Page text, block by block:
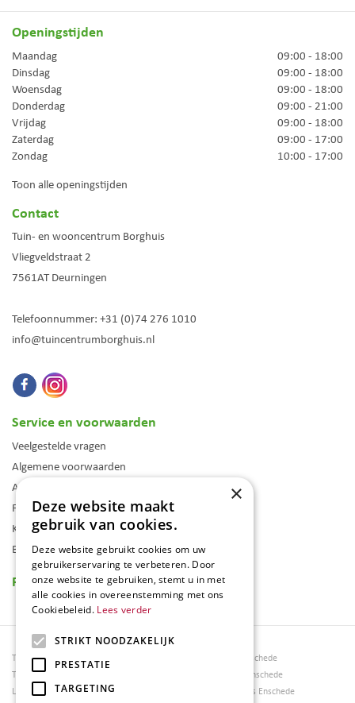
Openingstijden
Maandag
09:00 - 18:00
Dinsdag
09:00 - 18:00
Woensdag
09:00 - 18:00
Donderdag
09:00 - 21:00
Vrijdag
09:00 - 18:00
Zaterdag
09:00 - 17:00
Zondag
10:00 - 17:00
Toon alle openingstijden
Contact
Tuin- en wooncentrum Borghuis
Vliegveldstraat 2
7561AT Deurningen
Telefoonnummer: +31 (0)74 276 1010
info@tuincentrumborghuis.nl
Service en voorwaarden
Veelgestelde vragen
Algemene voorwaarden
Assortiment
Folder
Klantenkaart
Blog
Reviews
Tuincentrum Borghuis
Tuinmeubels
Loungesets
Tuinmeubels Enschede
Tuinmeubelen Enschede
Woonaccessoires Enschede
×
Deze website maakt
gebruik van cookies.
Deze website gebruikt cookies om uw
gebruikerservaring te verbeteren. Door
onze website te gebruiken, stemt u in met
alle cookies in overeenstemming met ons
Cookiebeleid. Lees verder
STRIKT NOODZAKELIJK
PRESTATIE
TARGETING